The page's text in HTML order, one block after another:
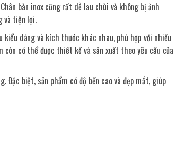
bàn inox cũng rất dễ lau chùi và không bị ảnh
và tiện lợi.
dáng và kích thước khác nhau, phù hợp với nhiều
còn có thể được thiết kế và sản xuất theo yêu cầu của
Đặc biệt, sản phẩm có độ bền cao và đẹp mắt, giúp